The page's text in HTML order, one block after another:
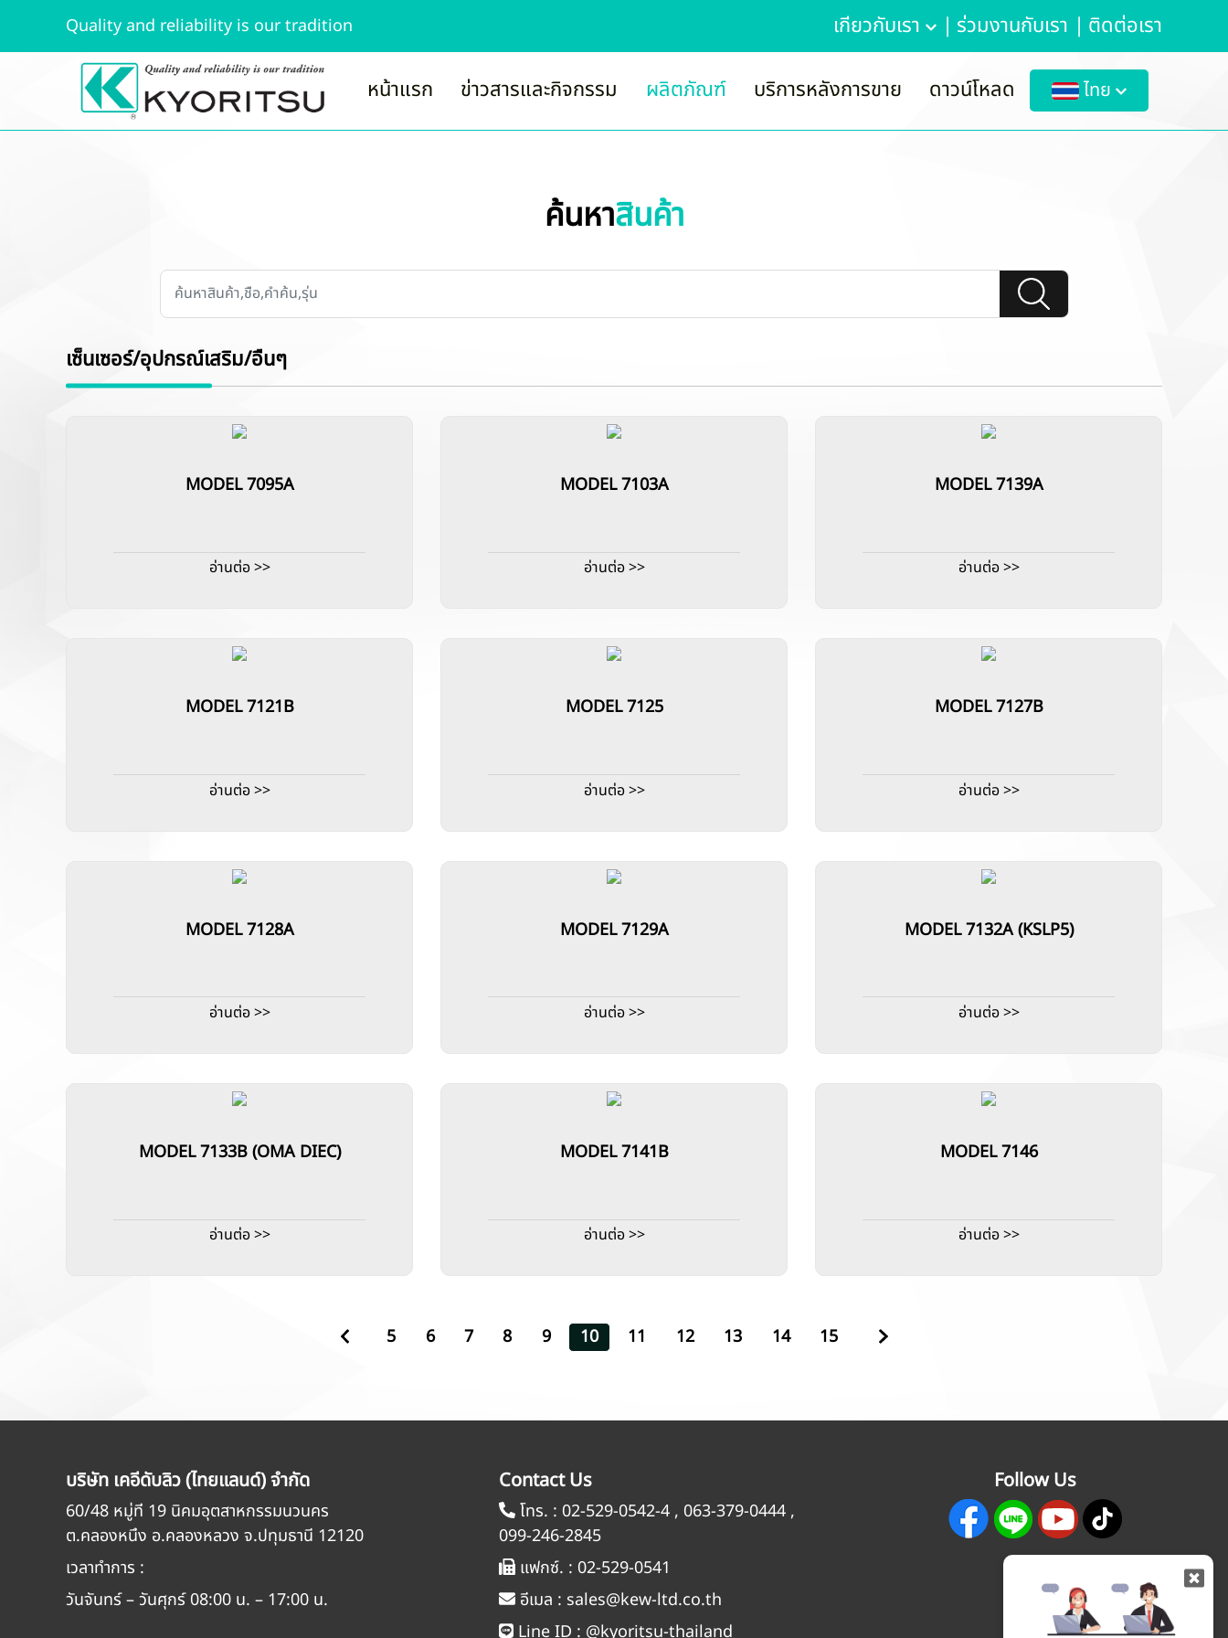
Quality and reliability is our tradition เกี่ยวกับเรา | ร่วมงานกับเรา | ติดต่อเรา
หน้าแรก ข่าวสารและกิจกรรม ผลิตภัณฑ์ บริการหลังการขาย ดาวน์โหลด ไทย
ค้นหาสินค้า
เซ็นเซอร์/อุปกรณ์เสริม/อื่นๆ
MODEL 7095A
อ่านต่อ >>
MODEL 7103A
อ่านต่อ >>
MODEL 7139A
อ่านต่อ >>
MODEL 7121B
อ่านต่อ >>
MODEL 7125
อ่านต่อ >>
MODEL 7127B
อ่านต่อ >>
MODEL 7128A
อ่านต่อ >>
MODEL 7129A
อ่านต่อ >>
MODEL 7132A (KSLP5)
อ่านต่อ >>
MODEL 7133B (OMA DIEC)
อ่านต่อ >>
MODEL 7141B
อ่านต่อ >>
MODEL 7146
อ่านต่อ >>
5 6 7 8 9 10 11 12 13 14 15
บริษัท เคอีดับลิว (ไทยแลนด์) จำกัด
60/48 หมู่ที่ 19 นิคมอุตสาหกรรมนวนคร
ต.คลองหนึ่ง อ.คลองหลวง จ.ปทุมธานี 12120
เวลาทำการ :
วันจันทร์ – วันศุกร์ 08:00 น. – 17:00 น.
Contact Us
โทร. : 02-529-0542-4 , 063-379-0444 ,
099-246-2845
แฟกซ์. : 02-529-0541
อีเมล : sales@kew-ltd.co.th
Line ID : @kyoritsu-thailand
Follow Us